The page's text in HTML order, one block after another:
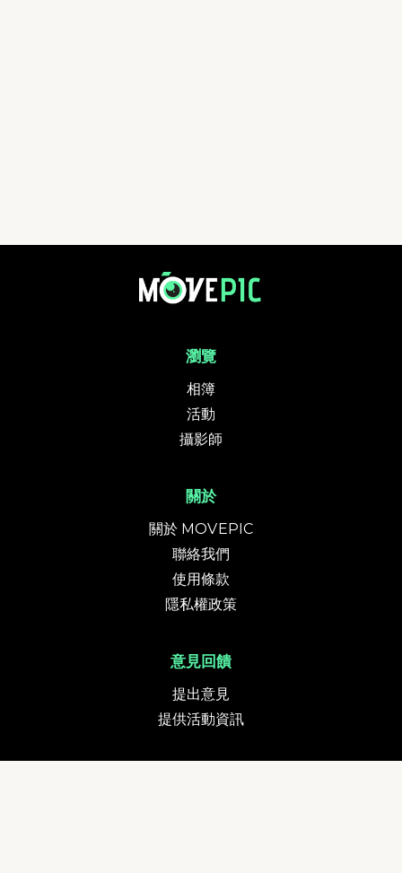
瀏覽
相簿
活動
攝影師
關於
關於 MOVEPIC
聯絡我們
使用條款
隱私權政策
意見回饋
提出意見
提供活動資訊